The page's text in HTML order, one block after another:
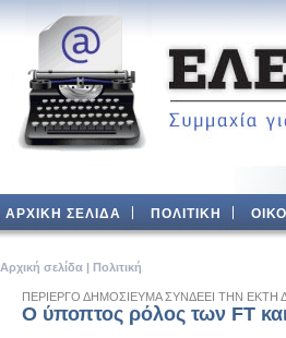
ΑΡΧΙΚΗ ΣΕΛΙΔΑ ΠΟΛΙΤΙΚΗ
Aρχική σελίδα | Πολιτική
ΠΕΡΙΕΡΓΟ ΔΗΜΟΣΙΕΥΜΑ ΣΥΝΔΕΕΙ ΤΗΝ ΕΚΤΗ
Ο ύποπτος ρόλος των FT